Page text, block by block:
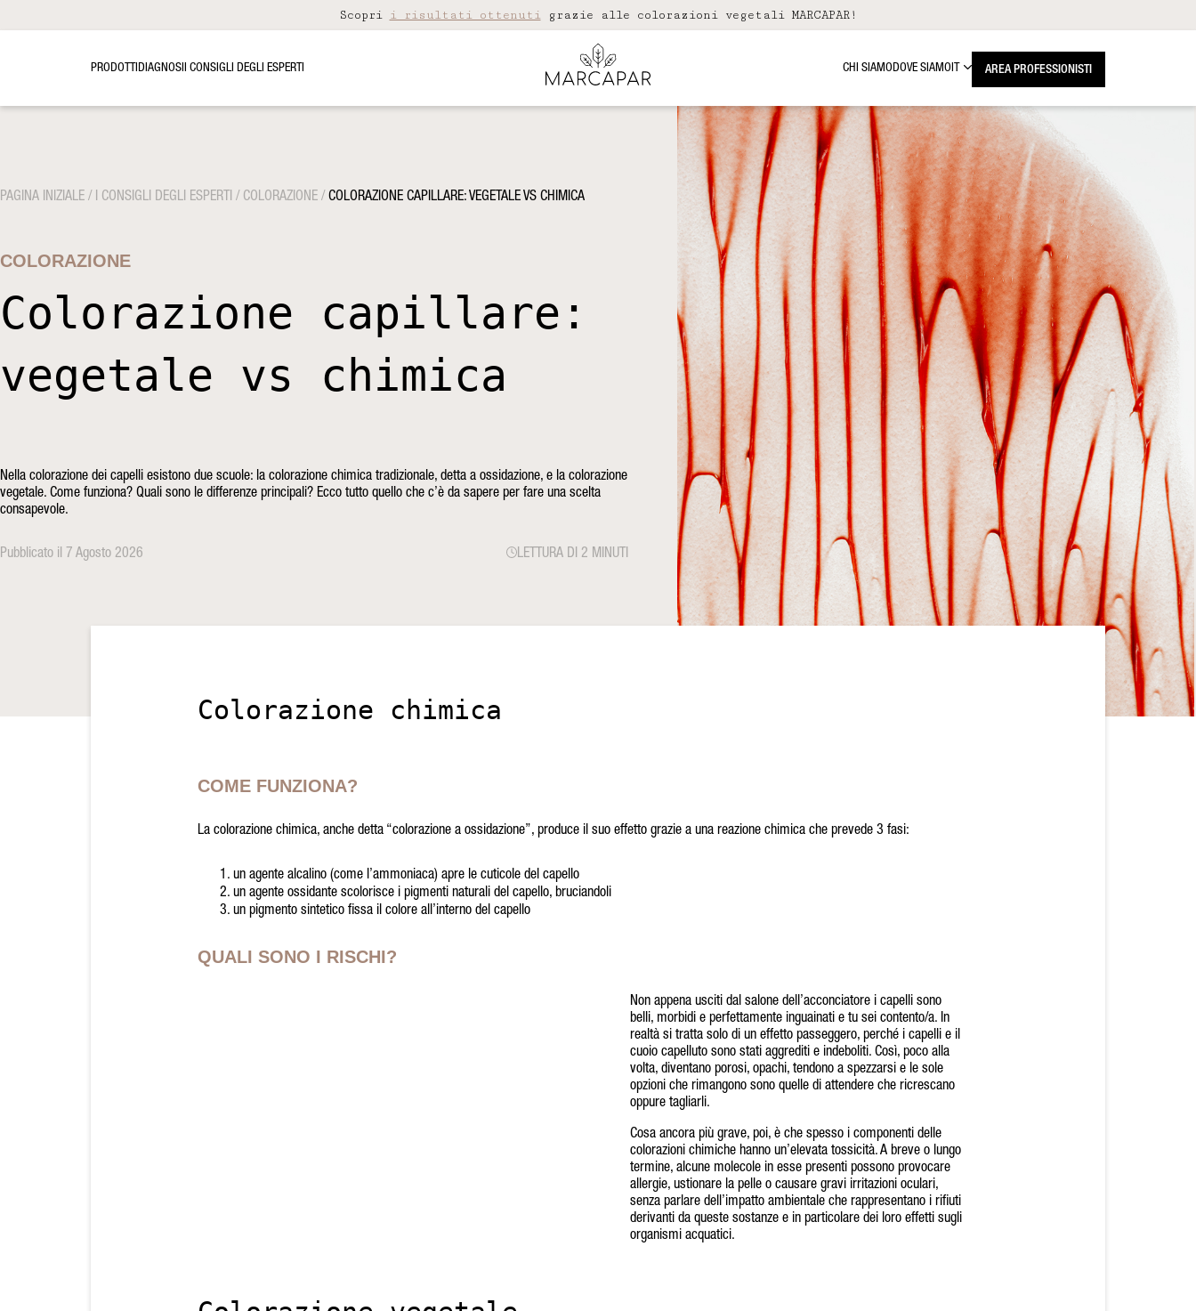
Scopri i risultati ottenutigrazie alle colorazioni vegetali MARCAPAR!
PRODOTTIDIAGNOSII CONSIGLI DEGLI ESPERTI CHI SIAMODOVE SIAMOIT AREA PROFESSIONISTI
PAGINA INIZIALE / I CONSIGLI DEGLI ESPERTI / COLORAZIONE / COLORAZIONE CAPILLARE: VEGETALE VS CHIMICA
COLORAZIONE
Colorazione capillare:
vegetale vs chimica
Nella colorazione dei capelli esistono due scuole: la colorazione chimica tradizionale, detta a ossidazione, e la colorazione
vegetale. Come funziona? Quali sono le differenze principali? Ecco tutto quello che c’è da sapere per fare una scelta
consapevole.
Pubblicato il 7 Agosto 2026 LETTURA DI 2 MINUTI
Colorazione chimica
COME FUNZIONA?
La colorazione chimica, anche detta “colorazione a ossidazione”, produce il suo effetto grazie a una reazione chimica che prevede 3 fasi:
un agente alcalino (come l’ammoniaca) apre le cuticole del capello
un agente ossidante scolorisce i pigmenti naturali del capello, bruciandoli
un pigmento sintetico fissa il colore all’interno del capello
QUALI SONO I RISCHI?
Non appena usciti dal salone dell’acconciatore i capelli sono
belli, morbidi e perfettamente inguainati e tu sei contento/a. In
realtà si tratta solo di un effetto passeggero, perché i capelli e il
cuoio capelluto sono stati aggrediti e indeboliti. Così, poco alla
volta, diventano porosi, opachi, tendono a spezzarsi e le sole
opzioni che rimangono sono quelle di attendere che ricrescano
oppure tagliarli.
Cosa ancora più grave, poi, è che spesso i componenti delle
colorazioni chimiche hanno un’elevata tossicità. A breve o lungo
termine, alcune molecole in esse presenti possono provocare
allergie, ustionare la pelle o causare gravi irritazioni oculari,
senza parlare dell’impatto ambientale che rappresentano i rifiuti
derivanti da queste sostanze e in particolare dei loro effetti sugli
organismi acquatici.